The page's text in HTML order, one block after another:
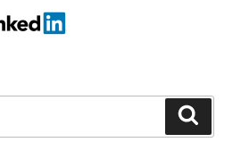
MIT MIR: